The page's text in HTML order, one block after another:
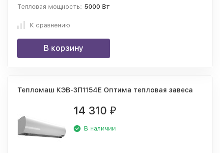
Тепловая мощность: 5000 Вт
К сравнению
В корзину
Тепломаш КЭВ-3П1154E Оптима тепловая завеса
14 310 ₽
В наличии